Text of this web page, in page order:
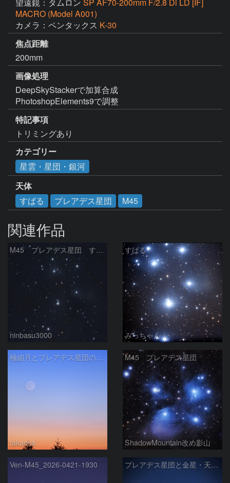
望遠鏡：タムロン SP AF70-200mm F/2.8 Di LD [IF]
MACRO (Model A001)
カメラ：ペンタックス K-30
焦点距離
200mm
画像処理
DeepSkyStackerで加算合成
PhotoshopElements9で調整
特記事項
トリミングあり
カテゴリー
星雲・星団・銀河
天体
すばる
プレアデス星団 M45
関連作品
M45 プレアデス星団 すばる
ninbasu3000
すばる
みっちゃん
極細月とプレアデス星団の接近
takaoka
M45 プレアデス星団
ShadowMountain改め影山
Ven-M45_2026-0421-1930 プレアデス星団と金星・天王星の接近 2026/4/25